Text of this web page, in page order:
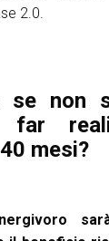
2.0.
se non
far
mesi?